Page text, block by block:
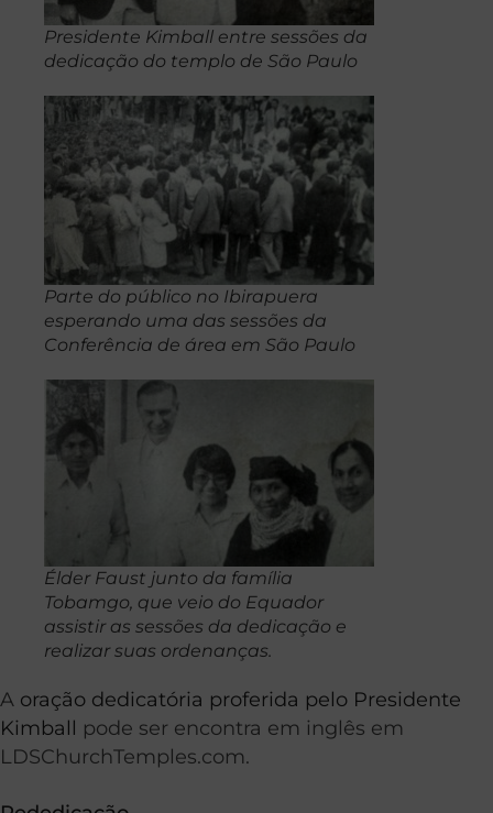
Presidente Kimball entre sessões da
dedicação do templo de São Paulo
Parte do público no Ibirapuera
esperando uma das sessões da
Conferência de área em São Paulo
Élder Faust junto da família
Tobamgo, que veio do Equador
assistir as sessões da dedicação e
realizar suas ordenanças.
A oração dedicatória proferida pelo Presidente
Kimball pode ser encontra em inglês em
LDSChurchTemples.com.